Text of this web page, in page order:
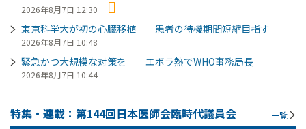
2026年8月7日 12:30
東京科学大が初の心臓移植 患者の待機期間短縮目指す
2026年8月7日 10:48
緊急かつ大規模な対策を エボラ熱でWHO事務局長
2026年8月7日 10:44
特集・連載：第144回日本医師会臨時代議員会 一覧